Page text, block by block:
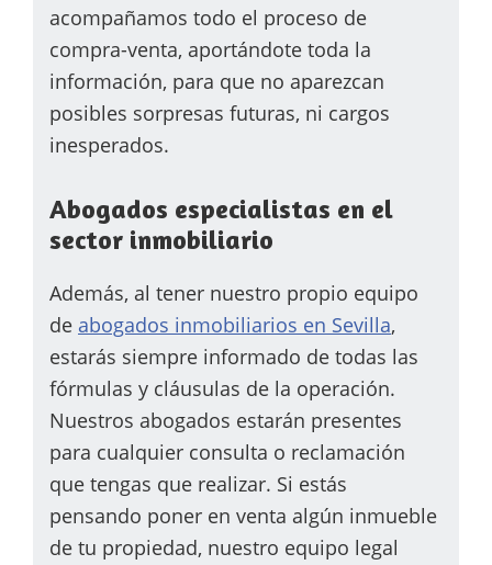
acompañamos todo el proceso de
compra-venta, aportándote toda la
información, para que no aparezcan
posibles sorpresas futuras, ni cargos
inesperados.
Abogados especialistas en el
sector inmobiliario
Además, al tener nuestro propio equipo
de abogados inmobiliarios en Sevilla,
estarás siempre informado de todas las
fórmulas y cláusulas de la operación.
Nuestros abogados estarán presentes
para cualquier consulta o reclamación
que tengas que realizar. Si estás
pensando poner en venta algún inmueble
de tu propiedad, nuestro equipo legal